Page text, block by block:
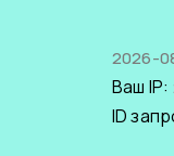
2026-
Ваш IP:
ID